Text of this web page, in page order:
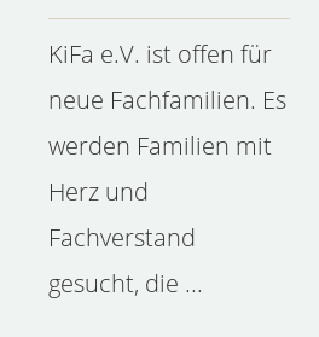
KiFa e.V. ist offen für
neue Fachfamilien. Es
werden Familien mit
Herz und
Fachverstand
gesucht, die ...